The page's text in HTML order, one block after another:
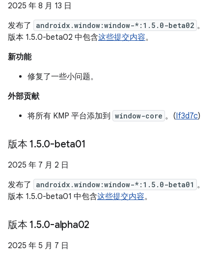
2025 年 8 月 13 日
发布了
androidx.window:window-*:1.5.0-beta02 。
版本 1.5.0-beta02 中包含这些提交内容。
新功能
修复了一些小问题。
外部贡献
将所有 KMP 平台添加到 window-core 。(If3d7c)
版本 1.5.0-beta01
2025 年 7 月 2 日
发布了
androidx.window:window-*:1.5.0-beta01 。
版本 1.5.0-beta01 中包含这些提交内容。
版本 1.5.0-alpha02
2025 年 5 月 7 日